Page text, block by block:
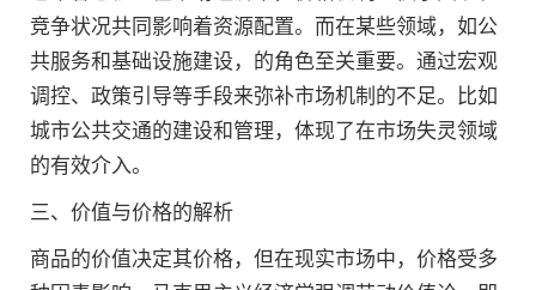
竞争状况共同影响着资源配置。而在某些领域，如公
共服务和基础设施建设，的角色至关重要。通过宏观
调控、政策引导等手段来弥补市场机制的不足。比如
城市公共交通的建设和管理，体现了在市场失灵领域
的有效介入。
三、价值与价格的解析
商品的价值决定其价格，但在现实市场中，价格受多